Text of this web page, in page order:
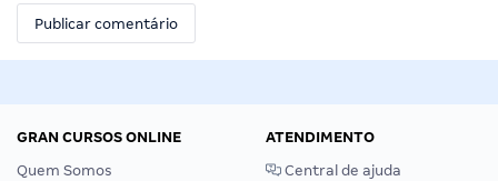
GRAN CURSOS ONLINE
Quem Somos
ATENDIMENTO
Central de ajuda